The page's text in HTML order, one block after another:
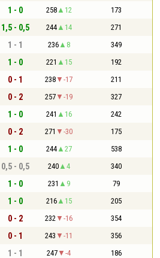
1 - 0 258 12 173
1,5 - 0,5 244 14 271
1 - 1 236 8 349
1 - 0 221 15 192
0 - 1 238 -17 211
0 - 2 257 -19 327
1 - 0 241 16 242
0 - 2 271 -30 175
1 - 0 244 27 538
0,5 - 0,5 240 4 340
1 - 0 231 9 79
1 - 0 216 15 205
0 - 2 232 -16 354
0 - 1 243 -11 356
1 - 1 247 -4 186